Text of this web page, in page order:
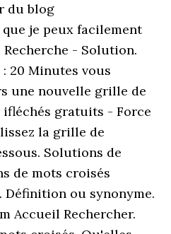
du blog
je peux facilement
- Solution.
20 Minutes vous
une nouvelle grille de
gratuits - Force
la grille de
Solutions de
de mots croisés
ou synonyme.
Accueil Rechercher.